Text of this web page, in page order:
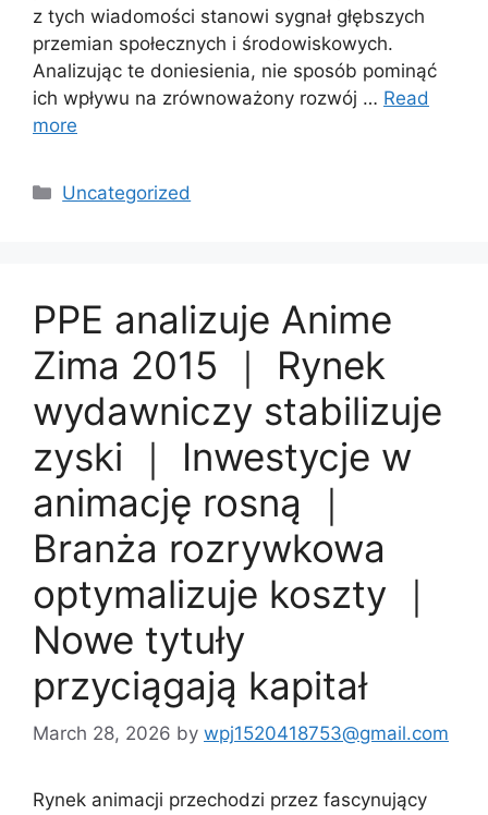
z tych wiadomości stanowi sygnał głębszych
przemian społecznych i środowiskowych.
Analizując te doniesienia, nie sposób pominąć
ich wpływu na zrównoważony rozwój … Read
more
Categories
Uncategorized
PPE analizuje Anime
Zima 2015 ｜ Rynek
wydawniczy stabilizuje
zyski ｜ Inwestycje w
animację rosną ｜
Branża rozrywkowa
optymalizuje koszty ｜
Nowe tytuły
przyciągają kapitał
March 28, 2026 by wpj1520418753@gmail.com
Rynek animacji przechodzi przez fascynujący